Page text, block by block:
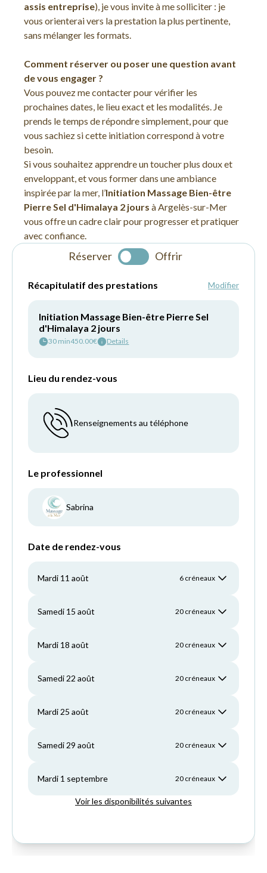
Réserver Offrir
assis entreprise), je vous invite à me solliciter : je
vous orienterai vers la prestation la plus pertinente,
sans mélanger les formats.
Comment réserver ou poser une question avant
de vous engager ?
Vous pouvez me contacter pour vérifier les
prochaines dates, le lieu exact et les modalités. Je
prends le temps de répondre simplement, pour que
vous sachiez si cette initiation correspond à votre
besoin.
Si vous souhaitez apprendre un toucher plus doux et
enveloppant, et vous former dans une ambiance
inspirée par la mer, l’Initiation Massage Bien-être
Pierre Sel d'Himalaya 2 jours à Argelès-sur-Mer
vous offre un cadre clair pour progresser et pratiquer
avec confiance.